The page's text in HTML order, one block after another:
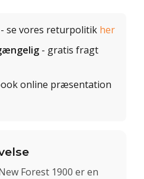
- se vores returpolitik her
- gratis fragt
online præsentation
Forest 1900 er en